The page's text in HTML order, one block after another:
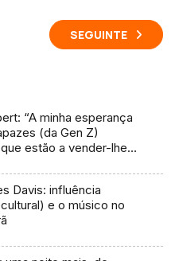
SEGUINTE
“A minha esperança
(da Gen Z)
estão a vender-lhes
Davis: influência
e o músico no